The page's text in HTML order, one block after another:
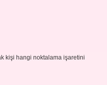
kişi hangi noktalama işaretini